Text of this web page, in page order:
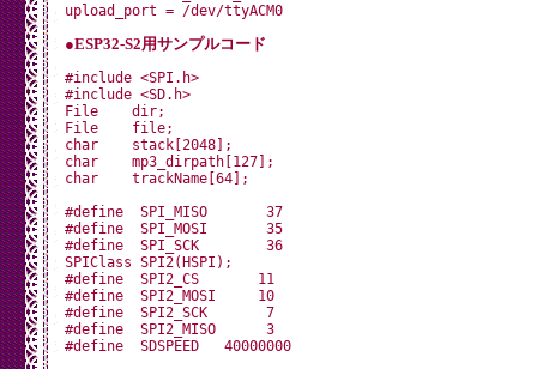
upload_port = /dev/ttyACM0
●ESP32-S2用サンプルコード
#include <SPI.h>
#include <SD.h>
File    dir;
File    file;
char    stack[2048];
char    mp3_dirpath[127];
char    trackName[64];
#define  SPI_MISO       37
#define  SPI_MOSI       35
#define  SPI_SCK        36
SPIClass SPI2(HSPI);
#define  SPI2_CS       11
#define  SPI2_MOSI     10
#define  SPI2_SCK       7
#define  SPI2_MISO      3
#define  SDSPEED   40000000